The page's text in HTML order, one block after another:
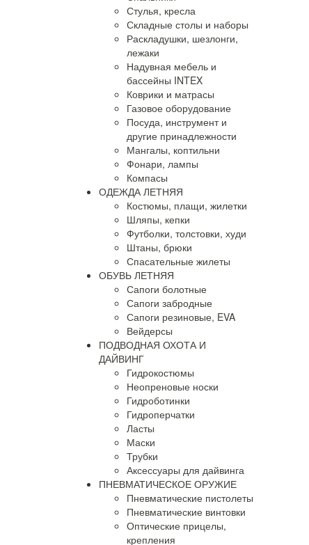
Стулья, кресла
Складные столы и наборы
Раскладушки, шезлонги,
лежаки
Надувная мебель и
бассейны INTEX
Коврики и матрасы
Газовое оборудование
Посуда, инструмент и
другие принадлежности
Мангалы, коптильни
Фонари, лампы
Компасы
ОДЕЖДА ЛЕТНЯЯ
Костюмы, плащи, жилетки
Шляпы, кепки
Футболки, толстовки, худи
Штаны, брюки
Спасательные жилеты
ОБУВЬ ЛЕТНЯЯ
Сапоги болотные
Сапоги забродные
Сапоги резиновые, EVA
Вейдерсы
ПОДВОДНАЯ ОХОТА И
ДАЙВИНГ
Гидрокостюмы
Неопреновые носки
Гидроботинки
Гидроперчатки
Ласты
Маски
Трубки
Аксессуары для дайвинга
ПНЕВМАТИЧЕСКОЕ ОРУЖИЕ
Пневматические пистолеты
Пневматические винтовки
Оптические прицелы,
крепления